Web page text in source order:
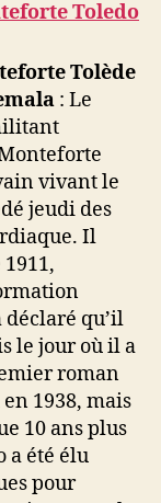
Toledo
Tolède
: Le
vivant le
jeudi des
Il
déclaré qu’il
le jour où il a
roman
1938, mais
10 ans plus
a été élu
pour